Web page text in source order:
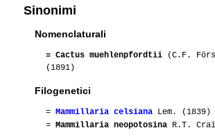
07-2010 Maurillio
Sinonimi
Nomenclaturali
≡ Cactus muehlenpfordtii (C.F.
(1891)
Filogenetici
= Mammillaria celsiana Lem. (1839)
= Mammillaria neopotosina R.T.